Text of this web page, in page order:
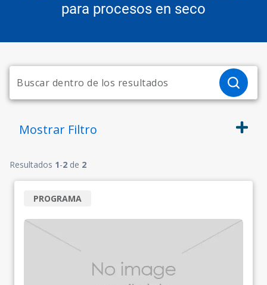
para procesos en seco
Mostrar Filtro
Resultados 1-2 de 2
PROGRAMA